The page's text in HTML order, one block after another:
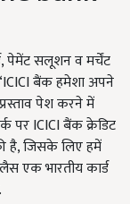
पेमेंट सलूशन व मर्चेंट
बैंक हमेशा अपने
पेश करने में
पर ICICI बैंक क्रेडिट
है, जिसके लिए हमें
एक भारतीय कार्ड